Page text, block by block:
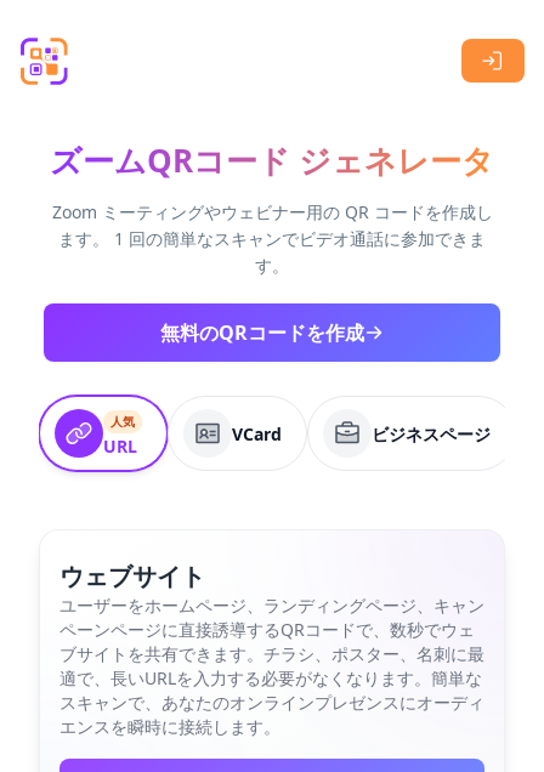
ズームQRコード ジェネレータ
Zoom ミーティングやウェビナー用の QR コードを作成し
ます。 1 回の簡単なスキャンでビデオ通話に参加できま
す。
無料のQRコードを作成
人気
URL
VCard ビジネスページ
ウェブサイト
ユーザーをホームページ、ランディングページ、キャン
ペーンページに直接誘導するQRコードで、数秒でウェ
ブサイトを共有できます。チラシ、ポスター、名刺に最
適で、長いURLを入力する必要がなくなります。簡単な
スキャンで、あなたのオンラインプレゼンスにオーディ
エンスを瞬時に接続します。